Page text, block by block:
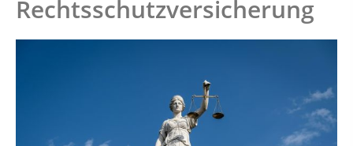
Rechtsschutzversicherung